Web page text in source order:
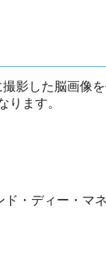
影した脳画像
ります。
・ディー・マ